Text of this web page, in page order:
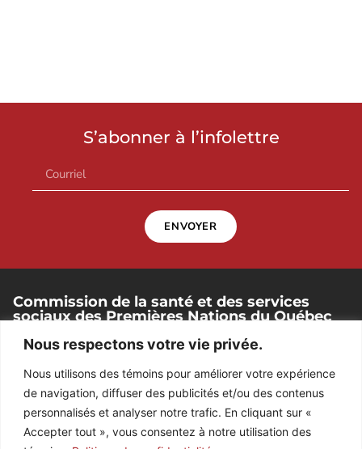
Nous respectons votre vie privée.
Nous utilisons des témoins pour améliorer votre expérience
de navigation, diffuser des publicités et/ou des contenus
personnalisés et analyser notre trafic. En cliquant sur «
Accepter tout », vous consentez à notre utilisation des
S’abonner à l’infolettre
ENVOYER
Commission de la santé et des services
sociaux des Premières Nations du Québec
Wendake (Québec). G0A 4V0
418 842-1540